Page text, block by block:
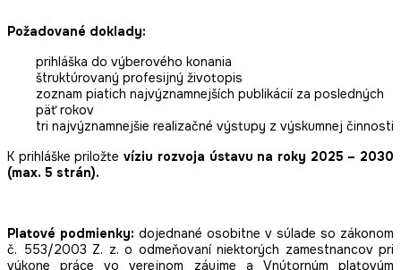
Požadované doklady:
prihláška do výberového konania
štruktúrovaný profesijný životopis
zoznam piatich najvýznamnejších publikácií za posledných
päť rokov
tri najvýznamnejšie realizačné výstupy z výskumnej činnosti
K prihláške priložtevíziu rozvoja ústavu na roky 2025 – 2030
(max. 5 strán).
Platové podmienky: dojednané osobitne v súlade so zákonom
č. 553/2003 Z. z. o odmeňovaní niektorých zamestnancov pri
výkone práce vo verejnom záujme a Vnútorným platovým